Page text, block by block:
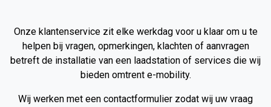
Onze klantenservice zit elke werkdag voor u klaar om u te
helpen bij vragen, opmerkingen, klachten of aanvragen
betreft de installatie van een laadstation of services die wij
bieden omtrent e-mobility.
Wij werken met een contactformulier zodat wij uw vraag